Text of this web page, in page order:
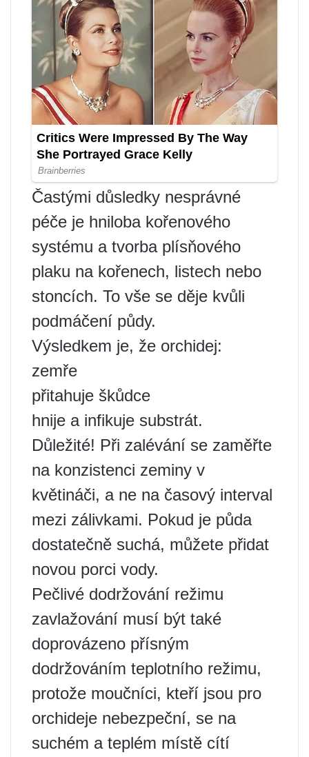
Častými důsledky nesprávné
péče je hniloba kořenového
systému a tvorba plísňového
plaku na kořenech, listech nebo
stoncích. To vše se děje kvůli
podmáčení půdy.
Výsledkem je, že orchidej:
zemře
přitahuje škůdce
hnije a infikuje substrát.
Důležité! Při zalévání se zaměřte
na konzistenci zeminy v
květináči, a ne na časový interval
mezi zálivkami. Pokud je půda
dostatečně suchá, můžete přidat
novou porci vody.
Pečlivé dodržování režimu
zavlažování musí být také
doprovázeno přísným
dodržováním teplotního režimu,
protože moučníci, kteří jsou pro
orchideje nebezpeční, se na
suchém a teplém místě cítí